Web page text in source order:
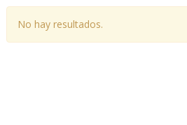
No hay resultados.